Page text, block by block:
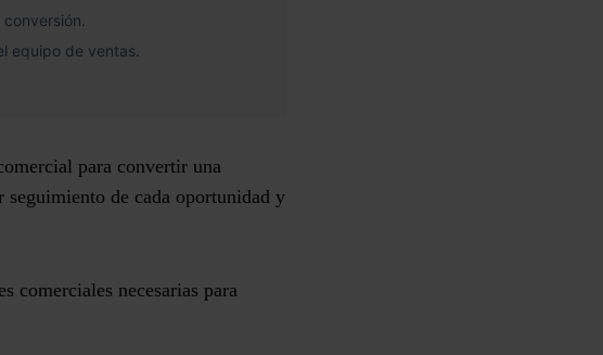
equipo de ventas.
para convertir una
seguimiento de cada oportunidad y
comerciales necesarias para